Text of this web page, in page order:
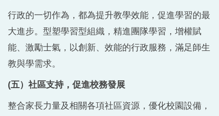
行政的一切作為，都為提升教學效能，促進學習的最
大進步。型塑學習型組織，精進團隊學習，增權賦
能、激勵士氣，以創新、效能的行政服務，滿足師生
教與學需求。
(五）社區支持，促進校務發展
整合家長力量及相關各項社區資源，優化校園設備，